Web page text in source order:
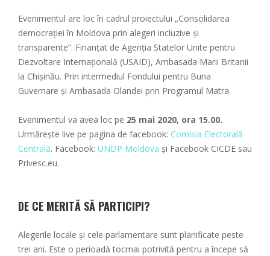
Evenimentul are loc în cadrul proiectului „Consolidarea
democrației în Moldova prin alegeri incluzive și
transparente”. Finanțat de Agenția Statelor Unite pentru
Dezvoltare Internațională (USAID), Ambasada Marii Britanii
la Chișinău. Prin intermediul Fondului pentru Buna
Guvernare și Ambasada Olandei prin Programul Matra.
Evenimentul va avea loc pe 25 mai 2020, ora 15.00.
Urmărește live pe pagina de facebook: Comisia Electorală
Centrală. Facebook: UNDP Moldova și Facebook CICDE sau
Privesc.eu.
DE CE MERITĂ SĂ PARTICIPI?
Alegerile locale și cele parlamentare sunt planificate peste
trei ani. Este o perioadă tocmai potrivită pentru a începe să